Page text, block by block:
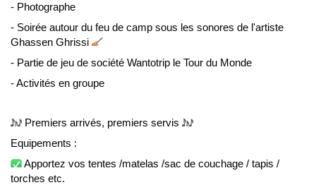
- Photographe
- Soirée autour du feu de camp sous les sonores de l'artiste
Ghassen Ghrissi
- Partie de jeu de société Wantotrip le Tour du Monde
- Activités en groupe
Premiers arrivés, premiers servis
Equipements :
Apportez vos tentes /matelas /sac de couchage / tapis /
torches etc.